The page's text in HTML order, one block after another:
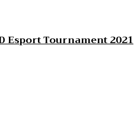
Esport Tournament 2021